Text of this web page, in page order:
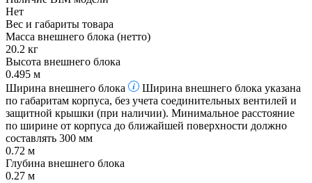
Нет
Вес и габариты товара
Масса внешнего блока (нетто)
20.2 кг
Высота внешнего блока
0.495 м
Ширина внешнего блока
Ширина внешнего блока указана
по габаритам корпуса, без учета соединительных вентилей и
защитной крышки (при наличии). Минимальное расстояние
по ширине от корпуса до ближайшей поверхности должно
составлять 300 мм
0.72 м
Глубина внешнего блока
0.27 м